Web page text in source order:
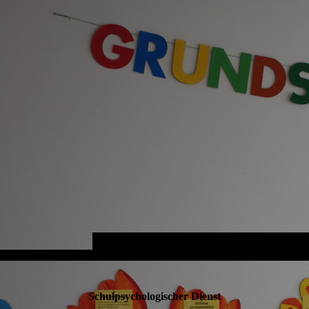
Schulpsychologischer Dienst